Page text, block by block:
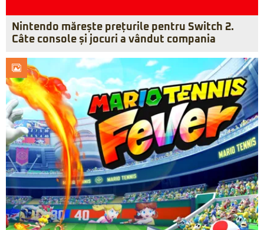
Nintendo mărește prețurile pentru Switch 2.
Câte console și jocuri a vândut compania